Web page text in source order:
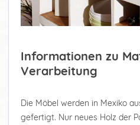
Informationen zu
Verarbeitung
Die Möbel werden in Mexiko
gefertigt. Nur neues Holz der